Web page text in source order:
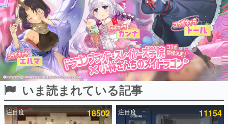
電ファミのいま読まれている記事ランキング
アプリセール情報
インタビュー
連載・特集一覧
殿堂入り記事
SNS拡散数が数千以上！ ページビュー数万以上！ などな
ど。多くの人々に読まれた、電ファミ渾身の“殿堂入り”記
事をまとめました。
いま読まれている記事
注目度 18502 注目度 11154